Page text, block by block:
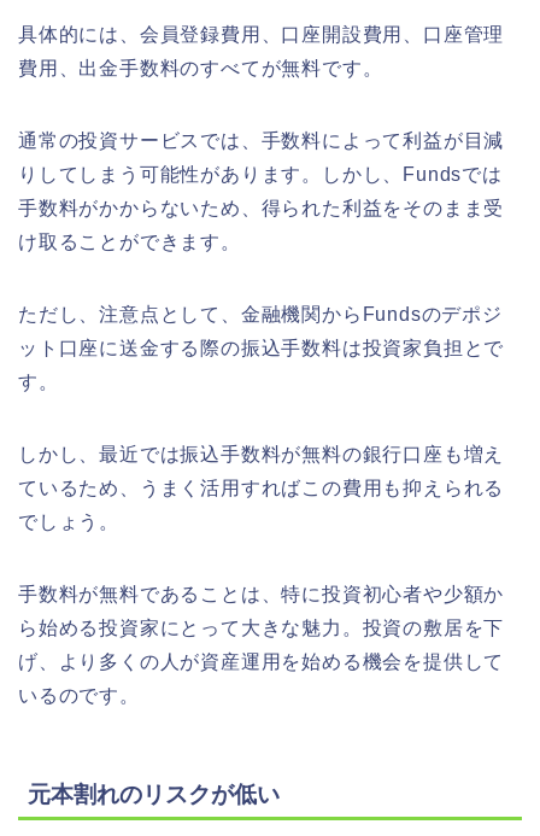
具体的には、会員登録費用、口座開設費用、口座管理
費用、出金手数料のすべてが無料です。
通常の投資サービスでは、手数料によって利益が目減
りしてしまう可能性があります。しかし、Fundsでは
手数料がかからないため、得られた利益をそのまま受
け取ることができます。
ただし、注意点として、金融機関からFundsのデポジ
ット口座に送金する際の振込手数料は投資家負担とで
す。
しかし、最近では振込手数料が無料の銀行口座も増え
ているため、うまく活用すればこの費用も抑えられる
でしょう。
手数料が無料であることは、特に投資初心者や少額か
ら始める投資家にとって大きな魅力。投資の敷居を下
げ、より多くの人が資産運用を始める機会を提供して
いるのです。
元本割れのリスクが低い